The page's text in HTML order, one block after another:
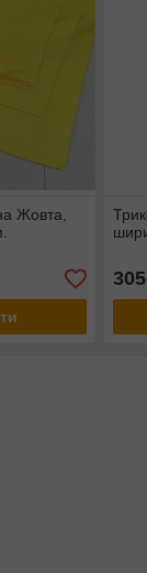
Жовта,
305